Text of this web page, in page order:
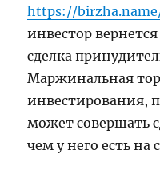
https://
инвестор
сделка
Маржинальная
инвестирования,
может совершать
чем у него есть на